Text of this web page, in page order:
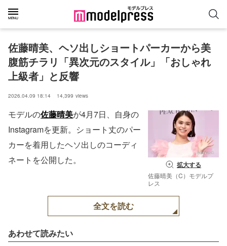
佐藤晴美、ヘソ出しショートパーカーから美
腹筋チラリ「異次元のスタイル」「おしゃれ
上級者」と反響
2026.04.09 18:14 14,399 views
拡大する
佐藤晴美（C）モデルプ
レス
モデルの佐藤晴美が4月7日、自身の
Instagramを更新。ショート丈のパー
カーを着用したヘソ出しのコーディ
ネートを公開した。
全文を読む
あわせて読みたい